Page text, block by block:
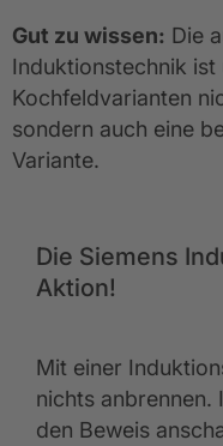
Gut zu wissen: Die
Induktionstechnik
Kochfeldvarianten
sondern auch eine
Variante.
Die Siemens
Aktion!
Mit einer
nichts anbrennen.
den Beweis